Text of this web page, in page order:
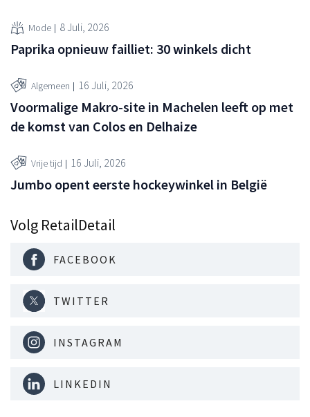
Mode 8 Juli, 2026
Paprika opnieuw failliet: 30 winkels dicht
Algemeen 16 Juli, 2026
Voormalige Makro-site in Machelen leeft op met
de komst van Colos en Delhaize
Vrije tijd 16 Juli, 2026
Jumbo opent eerste hockeywinkel in België
Volg RetailDetail
FACEBOOK
TWITTER
INSTAGRAM
LINKEDIN